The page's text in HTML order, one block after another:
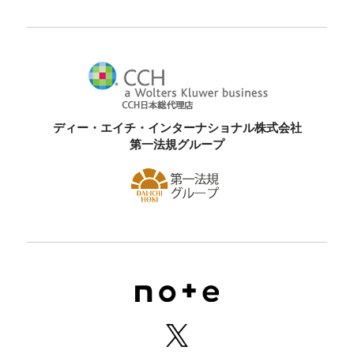
ディー・エイチ・インターナショナル株式会社
第一法規グループ